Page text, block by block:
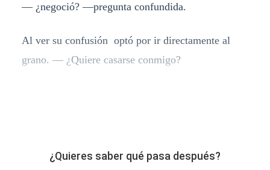
— ¿negoció? —pregunta confundida.
Al ver su confusión optó por ir directamente al
grano. — ¿Quiere casarse conmigo?
¿Quieres saber qué pasa después?